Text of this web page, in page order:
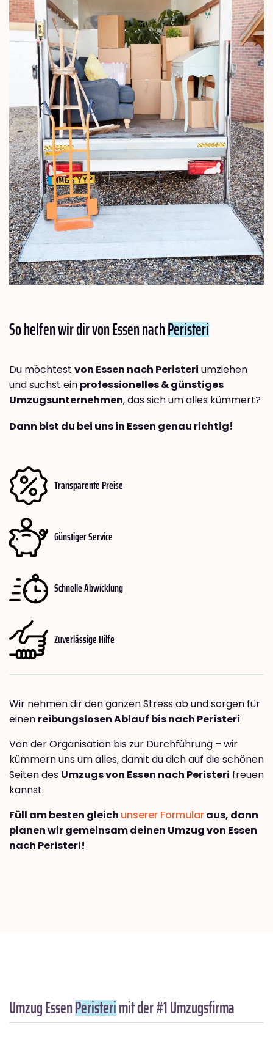
So helfen wir dir von Essen nachPeristeri
Du möchtest von Essen nach Peristeri umziehen
und suchst ein professionelles & günstiges
Umzugsunternehmen, das sich um alles kümmert?
Dann bist du bei uns in Essen genau richtig!
Transparente Preise
Günstiger Service
Schnelle Abwicklung
Zuverlässige Hilfe
Wir nehmen dir den ganzen Stress ab und sorgen für
einen reibungslosen Ablauf bis nach Peristeri
Von der Organisation bis zur Durchführung – wir
kümmern uns um alles, damit du dich auf die schönen
Seiten des Umzugs von Essen nach Peristeri freuen
kannst.
Füll am besten gleich unserer Formularaus, dann
planen wir gemeinsam deinen Umzug von Essen
nach Peristeri!
Umzug EssenPeristerimit der #1 Umzugsfirma